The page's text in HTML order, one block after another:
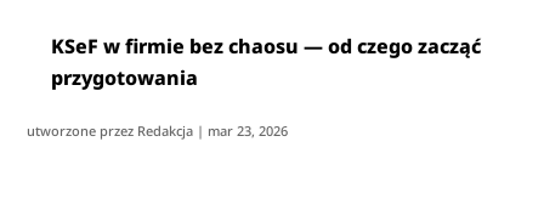
KSeF w firmie bez chaosu — od czego zacząć
przygotowania
utworzone przez Redakcja | mar 23, 2026